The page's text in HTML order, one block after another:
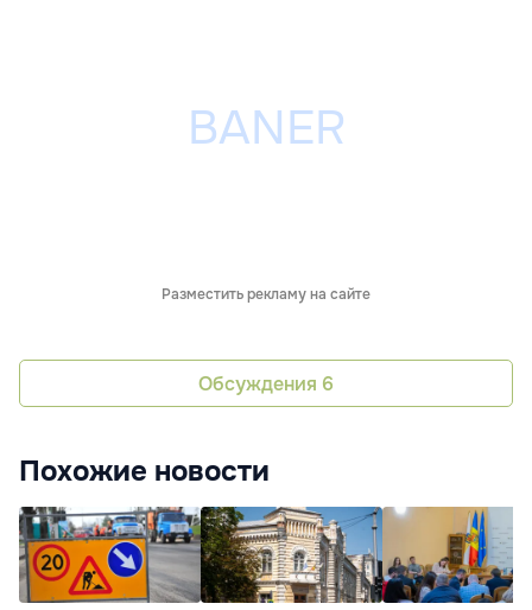
Разместить рекламу на сайте
Обсуждения 6
Похожие новости